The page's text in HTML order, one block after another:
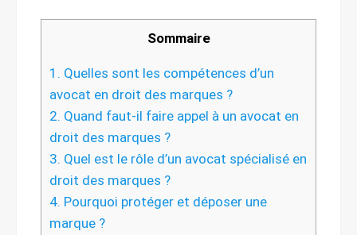
Sommaire
1. Quelles sont les compétences d’un
avocat en droit des marques ?
2. Quand faut-il faire appel à un avocat en
droit des marques ?
3. Quel est le rôle d’un avocat spécialisé en
droit des marques ?
4. Pourquoi protéger et déposer une
marque ?